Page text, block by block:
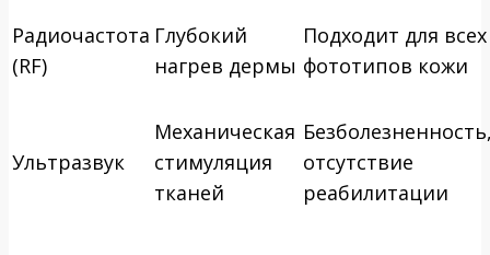
Радиочастота
(RF)
Глубокий
нагрев дермы
Подходит для всех
фототипов кожи
Ультразвук
Механическая
стимуляция
тканей
отсутствие
реабилитации